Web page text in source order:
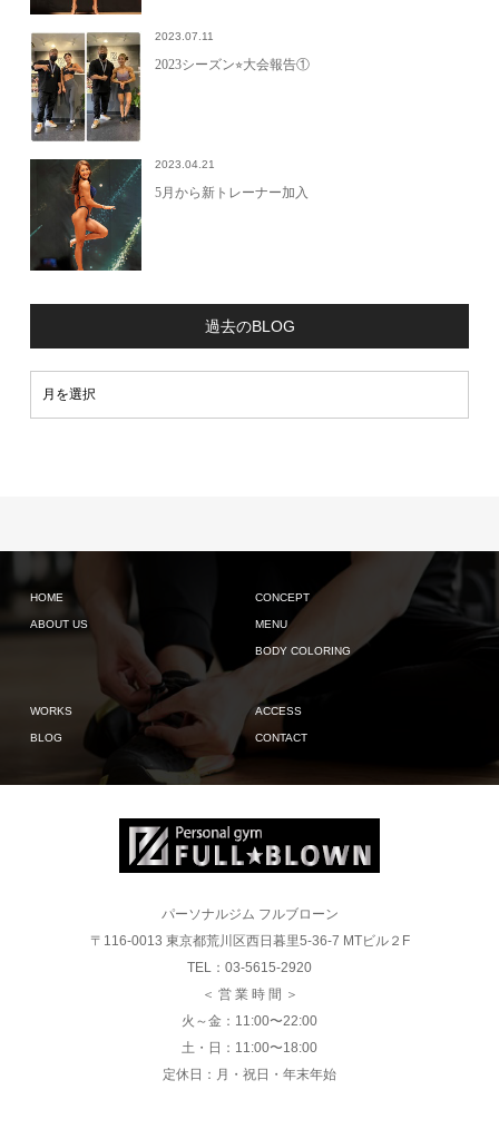
2023.07.11
2023シーズン⭐︎大会報告①
2023.04.21
5月から新トレーナー加入
過去のBLOG
HOME
ABOUT US
CONCEPT
MENU
BODY COLORING
WORKS
BLOG
ACCESS
CONTACT
パーソナルジム フルブローン
〒116-0013 東京都荒川区西日暮里5-36-7 MTビル２F
TEL：03-5615-2920
＜ 営 業 時 間 ＞
火～金：11:00〜22:00
土・日：11:00〜18:00
定休日：月・祝日・年末年始